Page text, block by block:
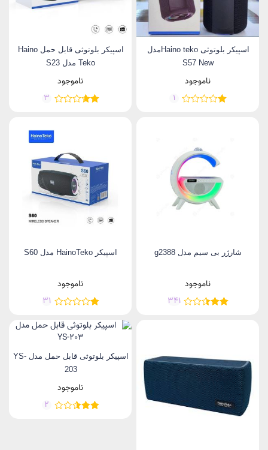
اسپیکر بلوتوثی Haino tekoمدل
S57 New
ناموجود
1
اسپیکر بلوتوثی قابل حمل Haino
Teko مدل S23
ناموجود
3
شارژر بی سیم مدل g2388
ناموجود
341
اسپیکر HainoTeko مدل S60
ناموجود
31
اسپیکر بلوتوثی قابل حمل مدل YS-
203
ناموجود
2